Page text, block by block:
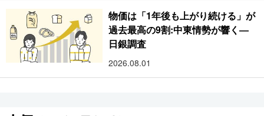
物価は「1年後も上がり続ける」が
過去最高の9割:中東情勢が響く―
日銀調査
2026.08.01